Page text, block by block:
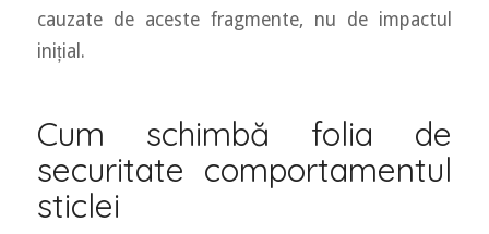
cauzate de aceste fragmente, nu de impactul
inițial.
Cum schimbă folia de
securitate comportamentul
sticlei